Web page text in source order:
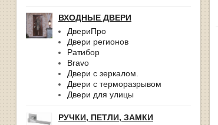
ВХОДНЫЕ ДВЕРИ
ДвериПро
Двери регионов
Ратибор
Bravo
Двери с зеркалом.
Двери с терморазрывом
Двери для улицы
РУЧКИ, ПЕТЛИ, ЗАМКИ